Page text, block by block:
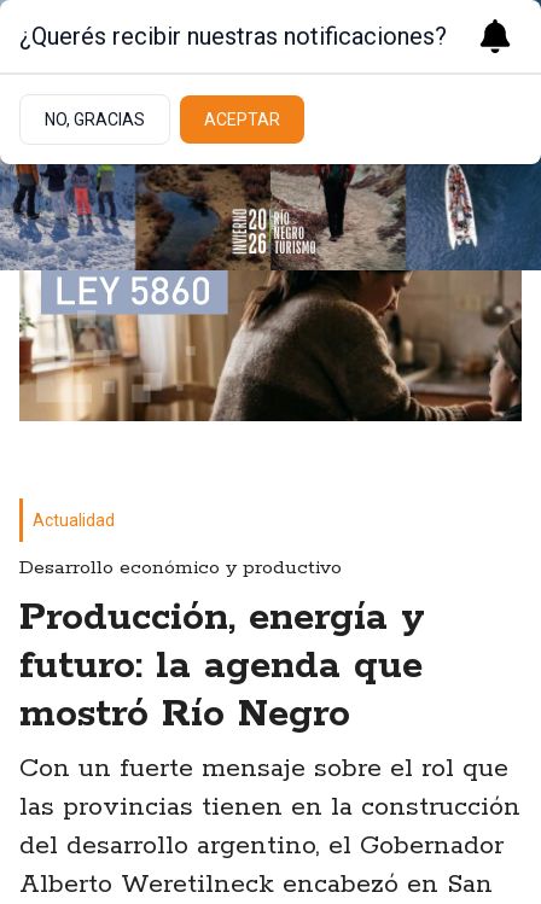
Actualidad
Desarrollo económico y productivo
Producción, energía y
futuro: la agenda que
mostró Río Negro
Con un fuerte mensaje sobre el rol que
las provincias tienen en la construcción
del desarrollo argentino, el Gobernador
Alberto Weretilneck encabezó en San
¿Querés recibir nuestras notificaciones?
NO, GRACIAS ACEPTAR